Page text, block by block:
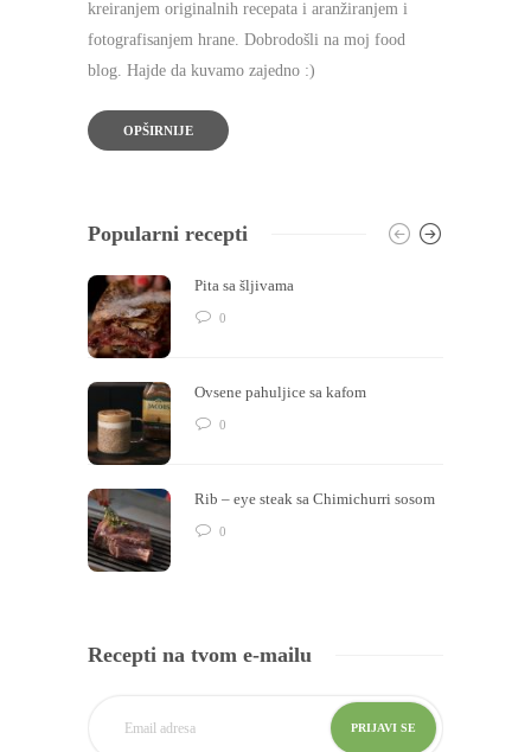
kreiranjem originalnih recepata i aranžiranjem i
fotografisanjem hrane. Dobrodošli na moj food
blog. Hajde da kuvamo zajedno :)
OPŠIRNIJE
Popularni recepti
Pita sa šljivama
0
Ovsene pahuljice sa kafom
0
Rib – eye steak sa Chimichurri sosom
0
Recepti na tvom e-mailu